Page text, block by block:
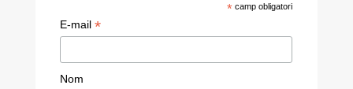
*camp obligatori
E-mail *
Nom